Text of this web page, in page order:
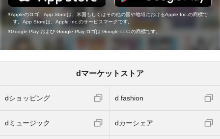
Appleのロゴ、App Storeは、米国もしくはその他の国や地域におけるApple Inc.の商標で
す。App Storeは、Apple Inc.のサービスマークです。
Google Play および Google Play ロゴは Google LLC の商標です。
dマーケットストア
dショッピング d fashion
dミュージック dカーシェア